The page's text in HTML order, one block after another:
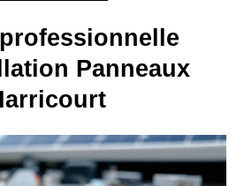
Panneaux